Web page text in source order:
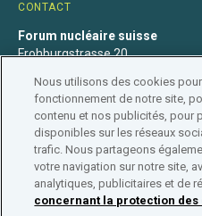
CONTACT
Forum nucléaire suisse
Frohburgstrasse 20
+41 31 560 36 50
info@nuklearforum.ch
Déclaration de confidentialité
Nous utilisons des cookies
fonctionnement de notre site,
contenu et nos publicités, pour
disponibles sur les réseaux
trafic. Nous partageons
votre navigation sur notre site,
analytiques, publicitaires et de
concernant la protection des